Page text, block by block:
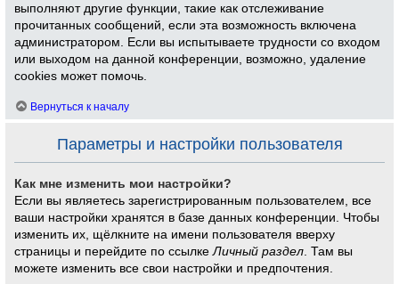
выполняют другие функции, такие как отслеживание
прочитанных сообщений, если эта возможность включена
администратором. Если вы испытываете трудности со входом
или выходом на данной конференции, возможно, удаление
cookies может помочь.
Вернуться к началу
Параметры и настройки пользователя
Как мне изменить мои настройки?
Если вы являетесь зарегистрированным пользователем, все
ваши настройки хранятся в базе данных конференции. Чтобы
изменить их, щёлкните на имени пользователя вверху
страницы и перейдите по ссылкеЛичный раздел . Там вы
можете изменить все свои настройки и предпочтения.